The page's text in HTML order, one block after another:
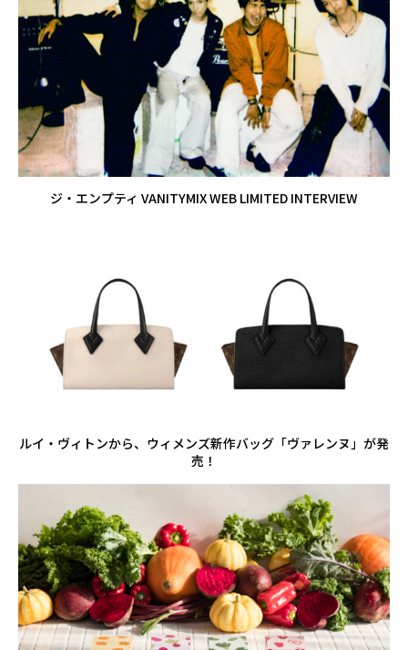
ジ・エンプティ VANITYMIX WEB LIMITED INTERVIEW
ルイ・ヴィトンから、ウィメンズ新作バッグ「ヴァレンヌ」が発
売！